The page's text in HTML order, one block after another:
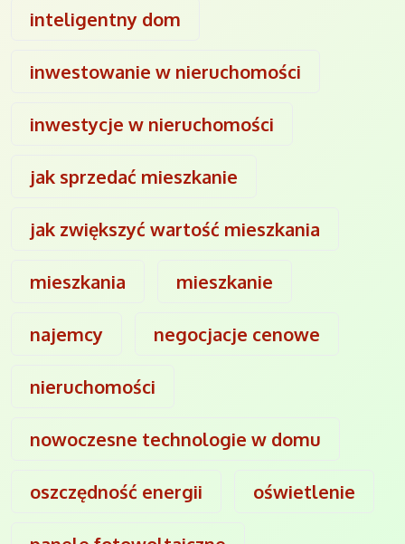
inteligentny dom
inwestowanie w nieruchomości
inwestycje w nieruchomości
jak sprzedać mieszkanie
jak zwiększyć wartość mieszkania
mieszkania mieszkanie
najemcy negocjacje cenowe
nieruchomości
nowoczesne technologie w domu
oszczędność energii oświetlenie